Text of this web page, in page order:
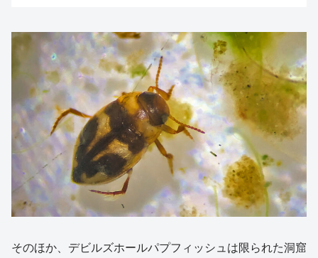
そのほか、デビルズホールパプフィッシュは限られた洞窟